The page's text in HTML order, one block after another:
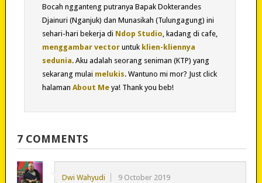
Bocah ngganteng putranya Bapak Dokterandes
Djainuri (Nganjuk) dan Munasikah (Tulungagung) ini
sehari-hari bekerja di Ndop Studio , kadang di cafe,
menggambar vectoruntuk klien-kliennya
sedunia. Aku adalah seorang seniman (KTP) yang
sekarang mulai melukis. Wantuno mi mor? Just click
halaman About Meya! Thank you beb!
7 COMMENTS
Dwi Wahyudi 9 October 2019